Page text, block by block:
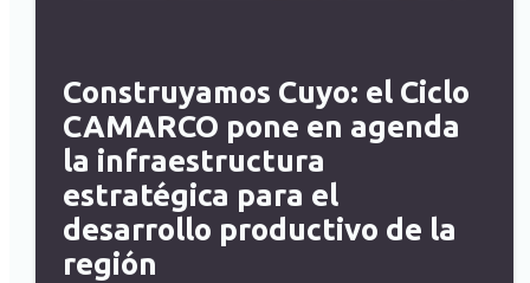
Construyamos Cuyo: el Ciclo
CAMARCO pone en agenda
la infraestructura
estratégica para el
desarrollo productivo de la
región